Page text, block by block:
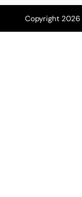
Copyright 2026